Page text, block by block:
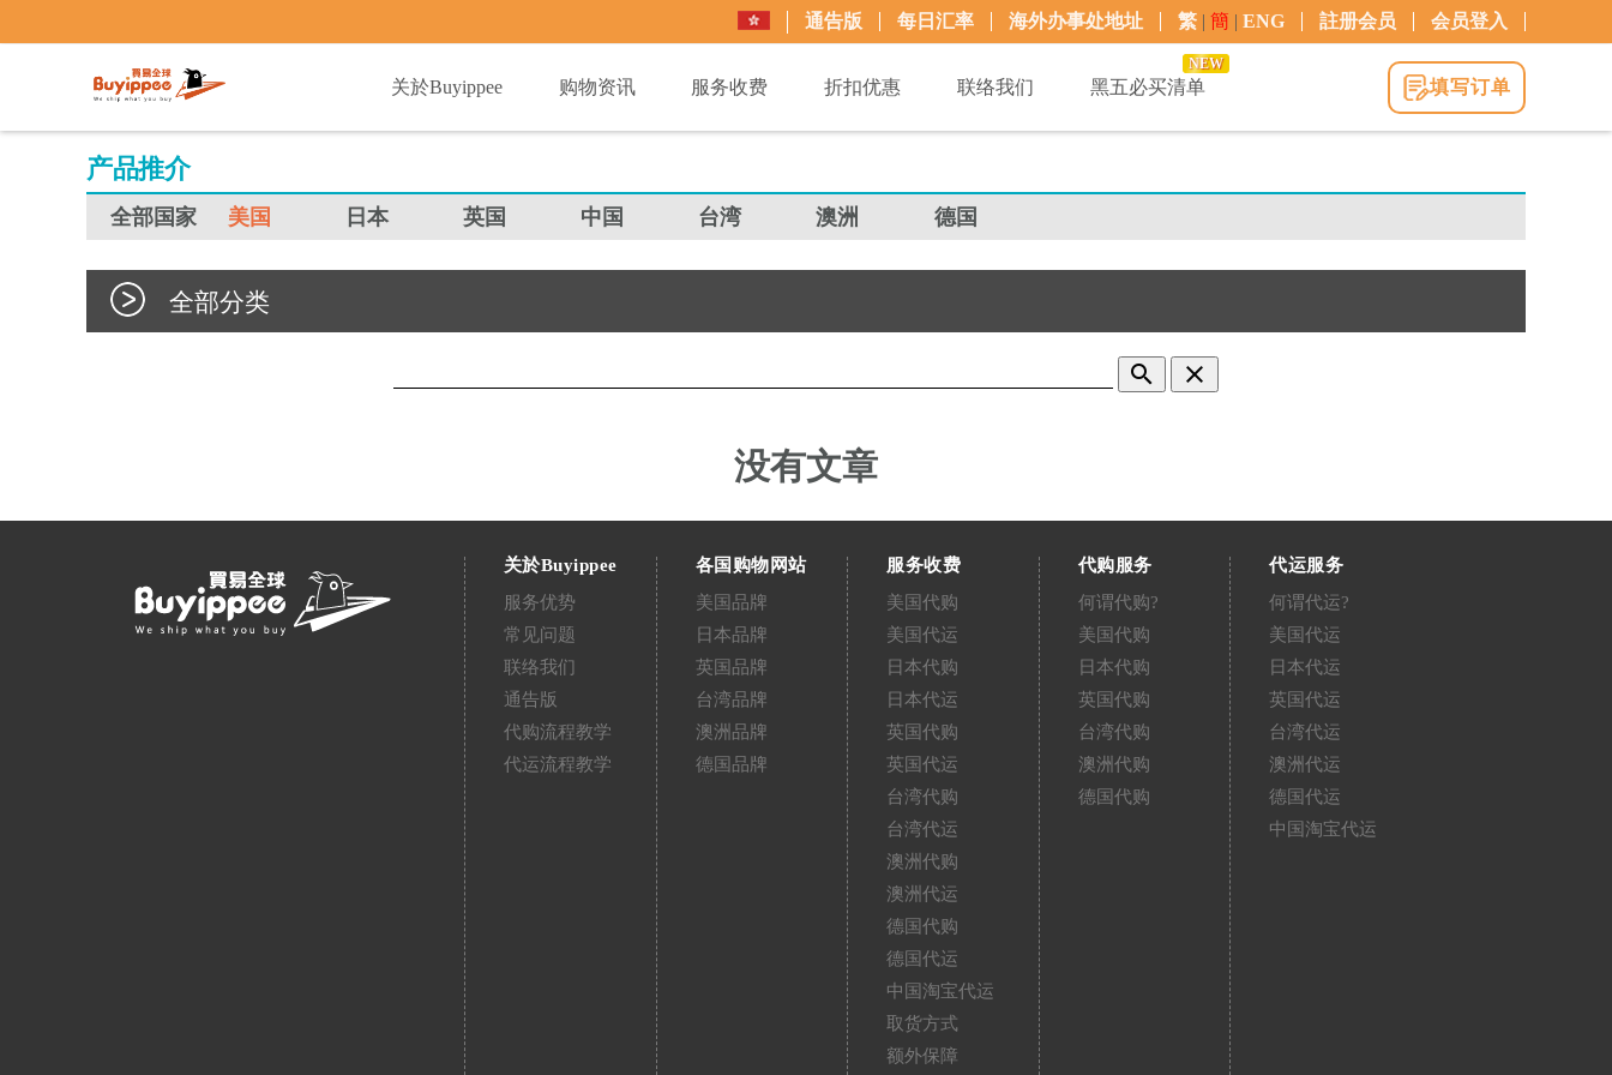
通告版 每日汇率 海外办事处地址 繁 | 簡 | ENG 註册会员 会员登入
关於Buyippee
购物资讯 服务收费 折扣优惠 联络我们 黑五必买清单
NEW
填写订单
产品推介
全部国家 美国 日本 英国 中国 台湾 澳洲 德国
全部分类
search clear
没有文章
关於Buyippee
服务优势
常见问题
联络我们
通告版
代购流程教学
代运流程教学
各国购物网站
美国品牌
日本品牌
英国品牌
台湾品牌
澳洲品牌
德国品牌
服务收费
美国代购
美国代运
日本代购
日本代运
英国代购
英国代运
台湾代购
台湾代运
澳洲代购
澳洲代运
德国代购
德国代运
中国淘宝代运
取货方式
额外保障
代购服务
何谓代购?
美国代购
日本代购
英国代购
台湾代购
澳洲代购
德国代购
代运服务
何谓代运?
美国代运
日本代运
英国代运
台湾代运
澳洲代运
德国代运
中国淘宝代运